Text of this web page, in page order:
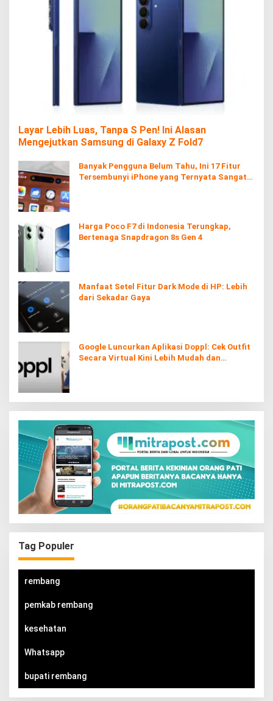
Layar Lebih Luas, Tanpa S Pen! Ini Alasan
Mengejutkan Samsung di Galaxy Z Fold7
Banyak Pengguna Belum Tahu, Ini 17 Fitur
Tersembunyi iPhone yang Ternyata Sangat
Harga Poco F7 di Indonesia Terungkap,
Bertenaga Snapdragon 8s Gen 4
Manfaat Setel Fitur Dark Mode di HP: Lebih
dari Sekadar Gaya
Google Luncurkan Aplikasi Doppl: Cek Outfit
Secara Virtual Kini Lebih Mudah dan
Tag Populer
rembang
pemkab rembang
kesehatan
Whatsapp
bupati rembang